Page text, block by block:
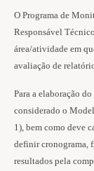
O Programa de
Responsável
área/atividade em
avaliação de
Para a elaboração
considerado o
1), bem como deve
definir cronograma,
resultados pela